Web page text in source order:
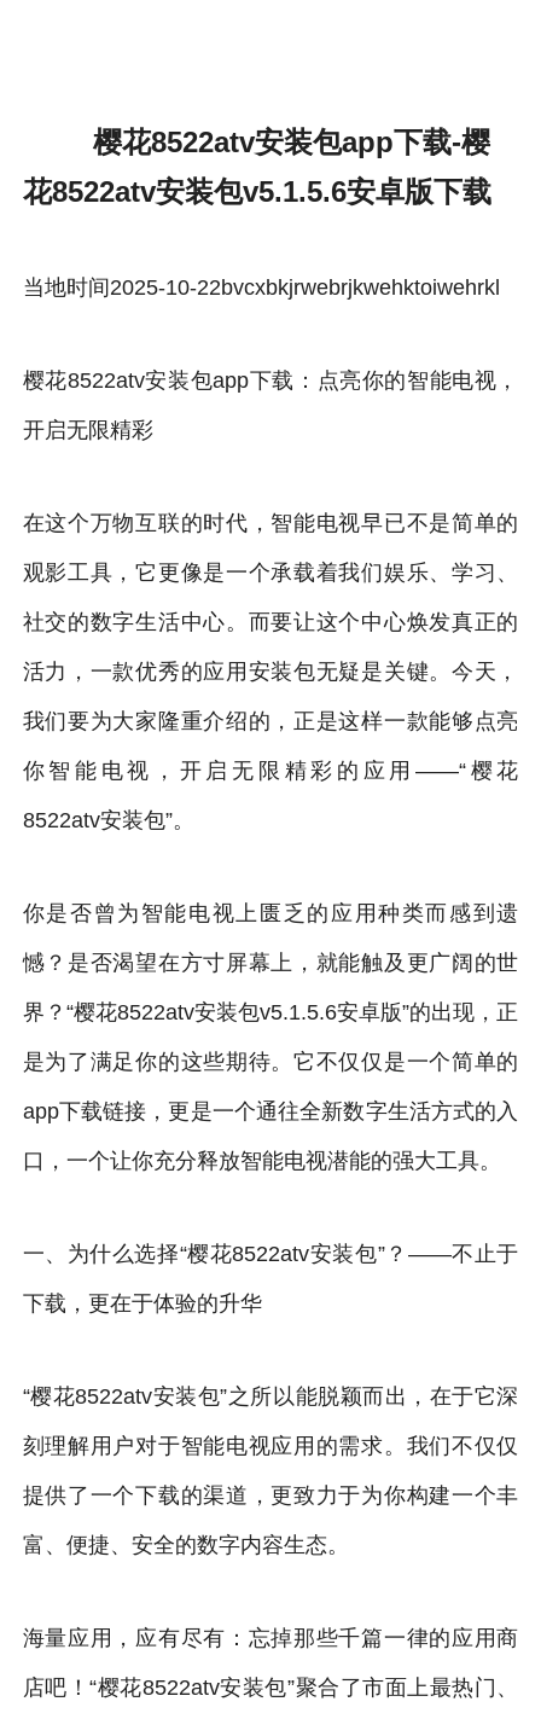
樱花8522atv安装包app下载-樱
花8522atv安装包v5.1.5.6安卓版下载
当地时间2025-10-22bvcxbkjrwebrjkwehktoiwehrkl
樱花8522atv安装包app下载：点亮你的智能电视，
开启无限精彩
在这个万物互联的时代，智能电视早已不是简单的
观影工具，它更像是一个承载着我们娱乐、学习、
社交的数字生活中心。而要让这个中心焕发真正的
活力，一款优秀的应用安装包无疑是关键。今天，
我们要为大家隆重介绍的，正是这样一款能够点亮
你智能电视，开启无限精彩的应用——“樱花
8522atv安装包”。
你是否曾为智能电视上匮乏的应用种类而感到遗
憾？是否渴望在方寸屏幕上，就能触及更广阔的世
界？“樱花8522atv安装包v5.1.5.6安卓版”的出现，正
是为了满足你的这些期待。它不仅仅是一个简单的
app下载链接，更是一个通往全新数字生活方式的入
口，一个让你充分释放智能电视潜能的强大工具。
一、为什么选择“樱花8522atv安装包”？——不止于
下载，更在于体验的升华
“樱花8522atv安装包”之所以能脱颖而出，在于它深
刻理解用户对于智能电视应用的需求。我们不仅仅
提供了一个下载的渠道，更致力于为你构建一个丰
富、便捷、安全的数字内容生态。
海量应用，应有尽有：忘掉那些千篇一律的应用商
店吧！“樱花8522atv安装包”聚合了市面上最热门、